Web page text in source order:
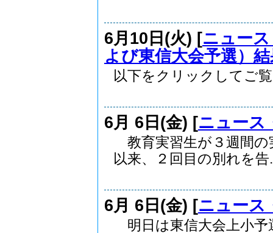
6月10日(火) [ニュー
よび東信大会予選）
以下をクリックしてご
6月 6日(金) [ニュース
教育実習生が３週間の
以来、２回目の別れを告
6月 6日(金) [ニュース
明日は東信大会上小予